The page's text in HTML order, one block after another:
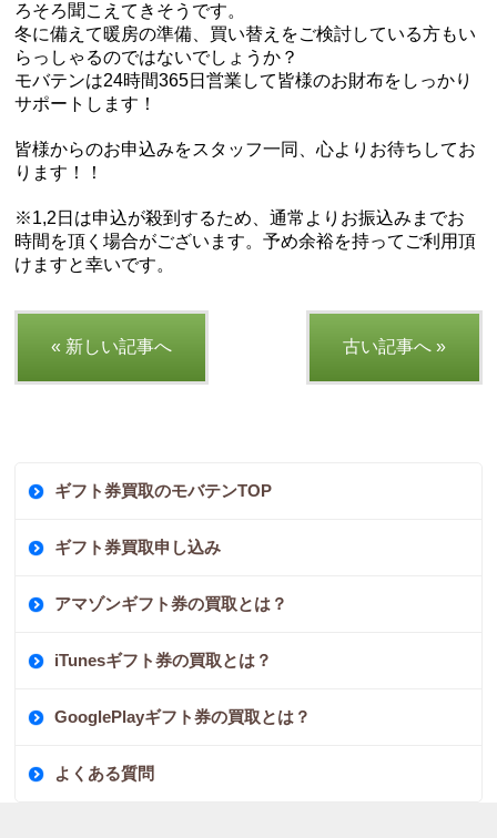
ろそろ聞こえてきそうです。
冬に備えて暖房の準備、買い替えをご検討している方もい
らっしゃるのではないでしょうか？
モバテンは24時間365日営業して皆様のお財布をしっかり
サポートします！
皆様からのお申込みをスタッフ一同、心よりお待ちしてお
ります！！
※1,2日は申込が殺到するため、通常よりお振込みまでお
時間を頂く場合がございます。予め余裕を持ってご利用頂
けますと幸いです。
« 新しい記事へ 古い記事へ »
ギフト券買取のモバテンTOP
ギフト券買取申し込み
アマゾンギフト券の買取とは？
iTunesギフト券の買取とは？
GooglePlayギフト券の買取とは？
よくある質問